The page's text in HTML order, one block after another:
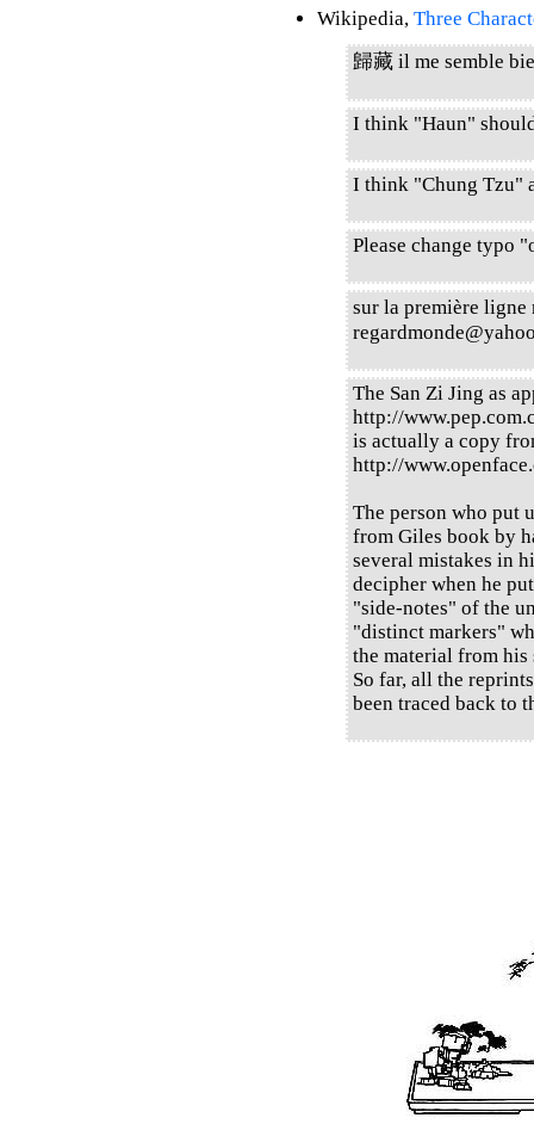
Wikipedia, Three
歸藏 il me semble
I think "Haun"
I think "Chung Tzu"
Please change typo
sur la première
The San Zi Jing as
http://
is actually a copy
http://
The person who put
from Giles book by
several mistakes in
decipher when he
"side-notes" of the
"distinct markers"
the material from his
So far, all the
been traced back to